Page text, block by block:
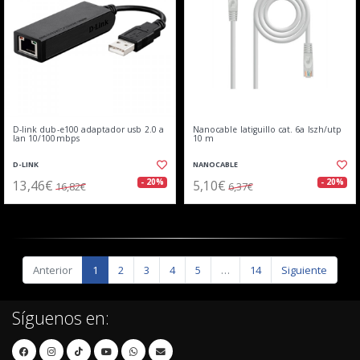
D-link dub-e100 adaptador usb 2.0 a
lan 10/100mbps
D-LINK
13,46€ 16,82€ - 20%
Nanocable latiguillo cat. 6a lszh/utp
10 m
NANOCABLE
5,10€ 6,37€ - 20%
Anterior 1 2 3 4 5 … 14 Siguiente
Síguenos en: